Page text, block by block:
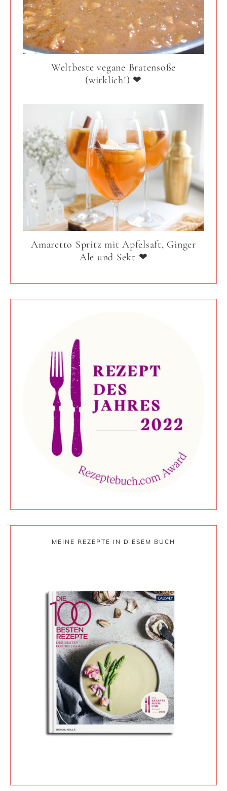
Weltbeste vegane Bratensoße
(wirklich!) ❤
Amaretto Spritz mit Apfelsaft, Ginger
Ale und Sekt ❤
MEINE REZEPTE IN DIESEM BUCH